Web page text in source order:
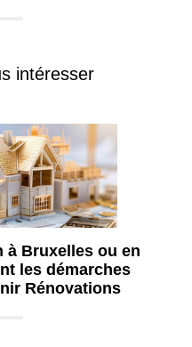
intéresser
à Bruxelles ou en
les démarches
Rénovations